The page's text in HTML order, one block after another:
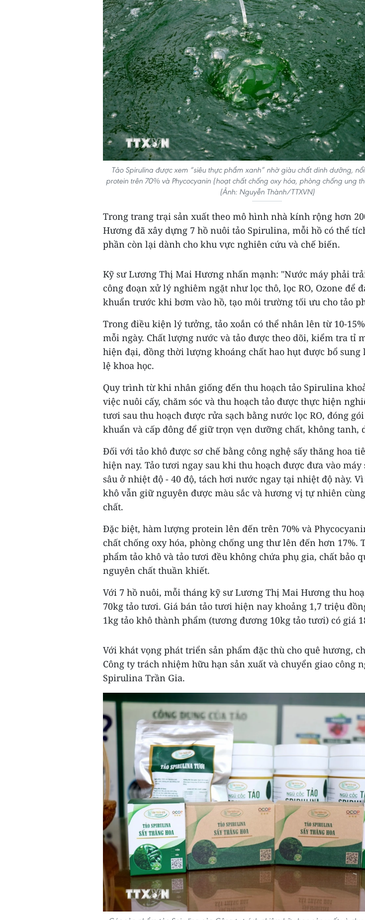
Tảo Spirulina được xem “siêu thực phẩm xanh” nhờ giàu chất dinh dưỡng,
protein trên 70% và Phycocyanin (hoạt chất chống oxy hóa, phòng chống ung
(Ảnh: Nguyễn Thành/TTXVN)
Trong trang trại sản xuất theo mô hình nhà kính rộng hơn
Hương đã xây dựng 7 hồ nuôi tảo Spirulina, mỗi hồ có thể
phần còn lại dành cho khu vực nghiên cứu và chế biến.
Kỹ sư Lương Thị Mai Hương nhấn mạnh: "Nước máy phải
công đoạn xử lý nghiêm ngặt như lọc thô, lọc RO, Ozone để
khuẩn trước khi bơm vào hồ, tạo môi trường tối ưu cho tảo
Trong điều kiện lý tưởng, tảo xoắn có thể nhân lên từ 10-
mỗi ngày. Chất lượng nước và tảo được theo dõi, kiểm tra tỉ
hiện đại, đồng thời lượng khoáng chất hao hụt được bổ
lệ khoa học.
Quy trình từ khi nhân giống đến thu hoạch tảo Spirulina
việc nuôi cấy, chăm sóc và thu hoạch tảo được thực hiện
tươi sau thu hoạch được rửa sạch bằng nước lọc RO, đóng
khuẩn và cấp đông để giữ trọn vẹn dưỡng chất, không tanh,
Đối với tảo khô được sơ chế bằng công nghệ sấy thăng hoa
hiện nay. Tảo tươi ngay sau khi thu hoạch được đưa vào máy
sâu ở nhiệt độ - 40 độ, tách hơi nước ngay tại nhiệt độ này. Vì
khô vẫn giữ nguyên được màu sắc và hương vị tự nhiên
chất.
Đặc biệt, hàm lượng protein lên đến trên 70% và
chất chống oxy hóa, phòng chống ung thư lên đến hơn 17%.
phẩm tảo khô và tảo tươi đều không chứa phụ gia, chất bảo
nguyên chất thuần khiết.
Với 7 hồ nuôi, mỗi tháng kỹ sư Lương Thị Mai Hương thu
70kg tảo tươi. Giá bán tảo tươi hiện nay khoảng 1,7 triệu
1kg tảo khô thành phẩm (tương đương 10kg tảo tươi) có giá
Với khát vọng phát triển sản phẩm đặc thù cho quê hương,
Công ty trách nhiệm hữu hạn sản xuất và chuyển giao công
Spirulina Trần Gia.